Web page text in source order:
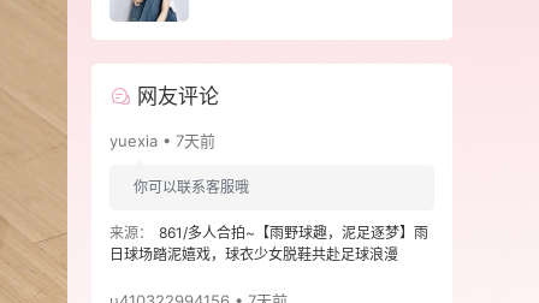
网友评论
yuexia • 7天前
你可以联系客服哦
来源：
861/多人合拍~【雨野球趣，泥足逐梦】雨
日球场踏泥嬉戏，球衣少女脱鞋共赴足球浪漫